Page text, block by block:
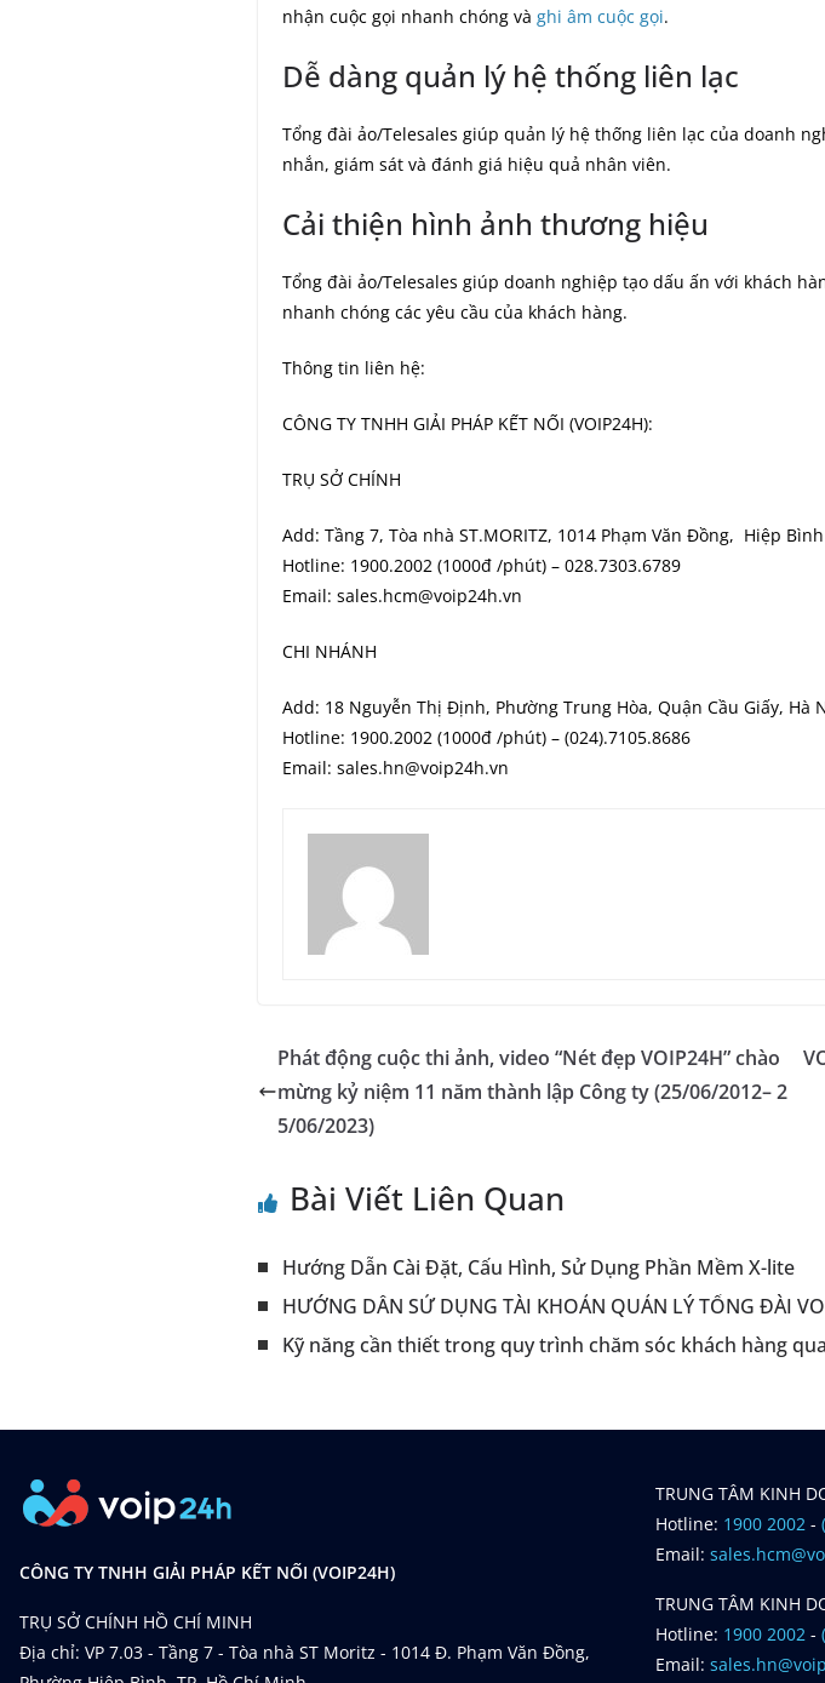
nhận cuộc gọi nhanh chóng và ghi âm cuộc gọi.
Dễ dàng quản lý hệ thống liên lạc
Tổng đài ảo/Telesales giúp quản lý hệ thống liên lạc của doanh
nhắn, giám sát và đánh giá hiệu quả nhân viên.
Cải thiện hình ảnh thương hiệu
Tổng đài ảo/Telesales giúp doanh nghiệp tạo dấu ấn với khách
nhanh chóng các yêu cầu của khách hàng.
Thông tin liên hệ:
CÔNG TY TNHH GIẢI PHÁP KẾT NỐI (VOIP24H):
TRỤ SỞ CHÍNH
Add: Tầng 7, Tòa nhà ST.MORITZ, 1014 Phạm Văn Đồng, Hiệp
Hotline: 1900.2002 (1000đ /phút) – 028.7303.6789
Email: sales.hcm@voip24h.vn
CHI NHÁNH
Add: 18 Nguyễn Thị Định, Phường Trung Hòa, Quận Cầu Giấy, Hà
Hotline: 1900.2002 (1000đ /phút) – (024).7105.8686
Email: sales.hn@voip24h.vn
Phát động cuộc thi ảnh, video “Nét đẹp VOIP24H” chào
mừng kỷ niệm 11 năm thành lập Công ty (25/06/2012– 2
5/06/2023)
Bài Viết Liên Quan
Hướng Dẫn Cài Đặt, Cấu Hình, Sử Dụng Phần Mềm X-lite
HƯỚNG DẪN SỬ DỤNG TÀI KHOẢN QUẢN LÝ TỔNG ĐÀI
Kỹ năng cần thiết trong quy trình chăm sóc khách hàng
CÔNG TY TNHH GIẢI PHÁP KẾT NỐI (VOIP24H)
TRỤ SỞ CHÍNH HỒ CHÍ MINH
Địa chỉ: VP 7.03 - Tầng 7 - Tòa nhà ST Moritz - 1014 Đ. Phạm Văn Đồng,
TRUNG TÂM KINH
Hotline: 1900 2002-
Email:
TRUNG TÂM KINH
Hotline: 1900 2002-
Email: